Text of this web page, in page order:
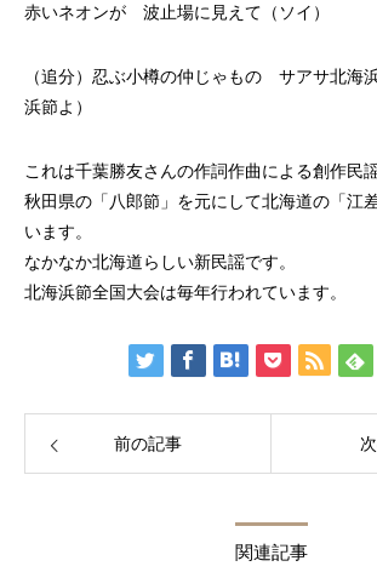
赤いネオンが 波止場に見えて（ソイ）
（追分）忍ぶ小樽の仲じゃもの サアサ北海
浜節よ）
これは千葉勝友さんの作詞作曲による創作民謡
秋田県の「八郎節」を元にして北海道の「江
います。
なかなか北海道らしい新民謡です。
北海浜節全国大会は毎年行われています。
前の記事
関連記事